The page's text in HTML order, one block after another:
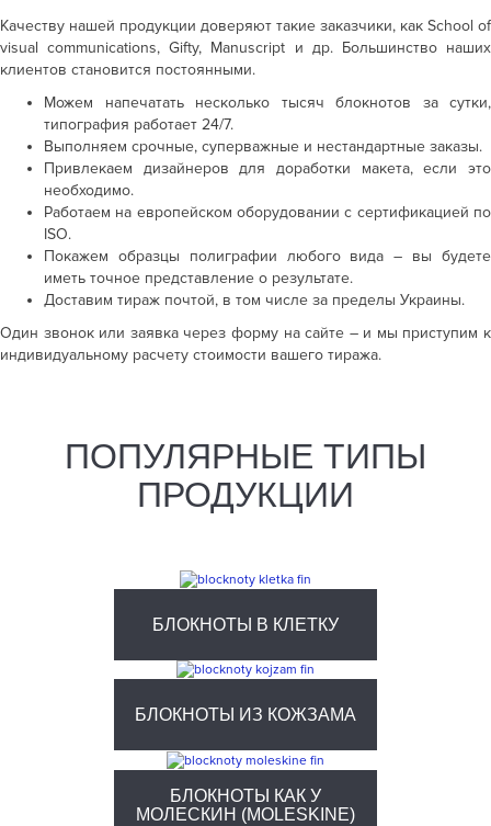
Качеству нашей продукции доверяют такие заказчики, как School of
visual communications, Gifty, Manuscript и др. Большинство наших
клиентов становится постоянными.
Можем напечатать несколько тысяч блокнотов за сутки,
типография работает 24/7.
Выполняем срочные, суперважные и нестандартные заказы.
Привлекаем дизайнеров для доработки макета, если это
необходимо.
Работаем на европейском оборудовании с сертификацией по
ISO.
Покажем образцы полиграфии любого вида – вы будете
иметь точное представление о результате.
Доставим тираж почтой, в том числе за пределы Украины.
Один звонок или заявка через форму на сайте – и мы приступим к
индивидуальному расчету стоимости вашего тиража.
ПОПУЛЯРНЫЕ ТИПЫ
ПРОДУКЦИИ
БЛОКНОТЫ В КЛЕТКУ
БЛОКНОТЫ ИЗ КОЖЗАМА
БЛОКНОТЫ КАК У
МОЛЕСКИН (MOLESKINE)